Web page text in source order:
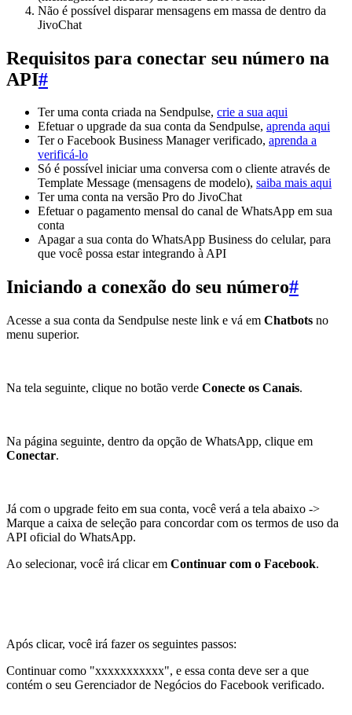
Não é possível disparar mensagens em massa de dentro da
JivoChat
Requisitos para conectar seu número na
API#
Ter uma conta criada na Sendpulse, crie a sua aqui
Efetuar o upgrade da sua conta da Sendpulse, aprenda aqui
Ter o Facebook Business Manager verificado, aprenda a
verificá-lo
Só é possível iniciar uma conversa com o cliente através de
Template Message (mensagens de modelo), saiba mais aqui
Ter uma conta na versão Pro do JivoChat
Efetuar o pagamento mensal do canal de WhatsApp em sua
conta
Apagar a sua conta do WhatsApp Business do celular, para
que você possa estar integrando à API
Iniciando a conexão do seu número#
Acesse a sua conta da Sendpulse neste link e vá em Chatbots no
menu superior.
Na tela seguinte, clique no botão verde Conecte os Canais.
Na página seguinte, dentro da opção de WhatsApp, clique em
Conectar.
Já com o upgrade feito em sua conta, você verá a tela abaixo ->
Marque a caixa de seleção para concordar com os termos de uso da
API oficial do WhatsApp.
Ao selecionar, você irá clicar em Continuar com o Facebook.
Após clicar, você irá fazer os seguintes passos:
Continuar como "xxxxxxxxxxx", e essa conta deve ser a que
contém o seu Gerenciador de Negócios do Facebook verificado.